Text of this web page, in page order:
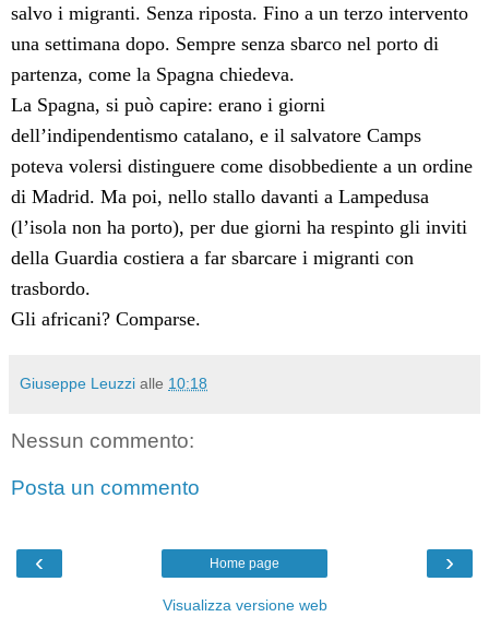
salvo i migranti. Senza riposta. Fino a un terzo intervento
una settimana dopo. Sempre senza sbarco nel porto di
partenza, come la Spagna chiedeva.
La Spagna, si può capire: erano i giorni
dell’indipendentismo catalano, e il salvatore Camps
poteva volersi distinguere come disobbediente a un ordine
di Madrid. Ma poi, nello stallo davanti a Lampedusa
(l’isola non ha porto), per due giorni ha respinto gli inviti
della Guardia costiera a far sbarcare i migranti con
trasbordo.
Gli africani? Comparse.
Giuseppe Leuzzi alle 10:18
Nessun commento:
Posta un commento
‹ ›
Home page
Visualizza versione web